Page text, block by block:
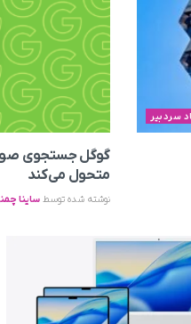
سردبیر
متحول می‌کند
نوشته شده توسط ساینا